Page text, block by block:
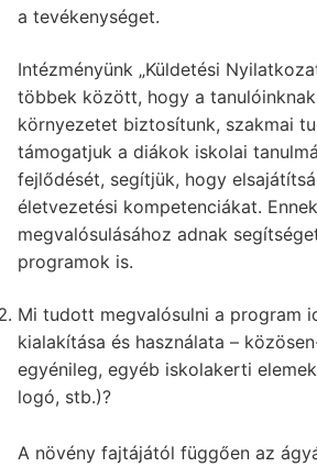
a tevékenységet.
Intézményünk „Küldetési
többek között, hogy a
környezetet biztosítunk, szakmai
támogatjuk a diákok iskolai
fejlődését, segítjük, hogy
életvezetési kompetenciákat. Ennek
megvalósulásához adnak
programok is.
Mi tudott megvalósulni a program
kialakítása és használata –
egyénileg, egyéb iskolakerti
logó, stb.)?
A növény fajtájától függően az